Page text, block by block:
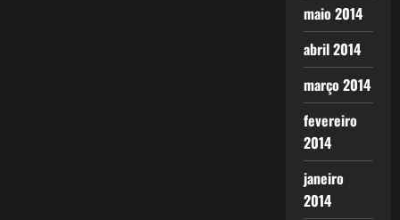
maio 2014
abril 2014
março 2014
fevereiro
2014
janeiro
2014